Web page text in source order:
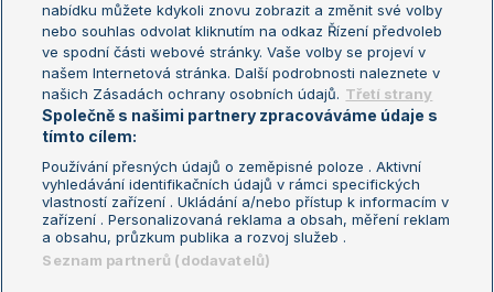
horska.kraslice 08.07.2026 17:22
Úplně naopak!!!
Reagovat
Liverpool22
Reagovat
nabídku můžete kdykoli znovu zobrazit a změnit své volby
nebo souhlas odvolat kliknutím na odkaz Řízení předvoleb
ve spodní části webové stránky. Vaše volby se projeví v
našem Internetová stránka. Další podrobnosti naleznete v
našich Zásadách ochrany osobních údajů. Třetí strany
Společně s našimi partnery zpracováváme údaje s
tímto cílem:
Používání přesných údajů o zeměpisné poloze . Aktivní
vyhledávání identifikačních údajů v rámci specifických
vlastností zařízení . Ukládání a/nebo přístup k informacím v
zařízení . Personalizovaná reklama a obsah, měření reklam
a obsahu, průzkum publika a rozvoj služeb .
Seznam partnerů (dodavatelů)